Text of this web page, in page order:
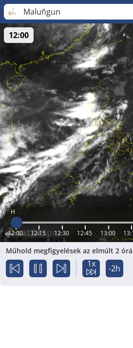
Maluñgun
H
12:00 12:15 12:30 12:45 13:00
12:00
Műhold megfigyelések az elmúlt 2
1x -2h